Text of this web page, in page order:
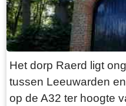
alleen de HL6.
dan dit de vissersboot
Vries is. Zij zijn de
van Laaksum. Eerder
bescheiden vloot
Laaksum zijn er al
Het dorp Raerd ligt
tussen Leeuwarden
op de A32 ter hoogte